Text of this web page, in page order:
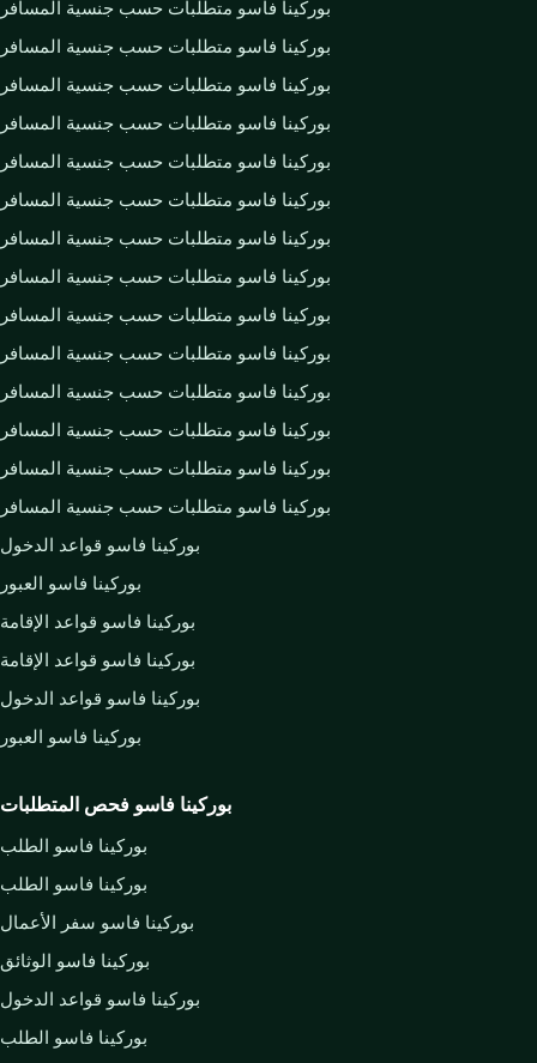
بوركينا فاسو متطلبات حسب جنسية المسافر
بوركينا فاسو متطلبات حسب جنسية المسافر
بوركينا فاسو متطلبات حسب جنسية المسافر
بوركينا فاسو متطلبات حسب جنسية المسافر
بوركينا فاسو متطلبات حسب جنسية المسافر
بوركينا فاسو متطلبات حسب جنسية المسافر
بوركينا فاسو متطلبات حسب جنسية المسافر
بوركينا فاسو متطلبات حسب جنسية المسافر
بوركينا فاسو متطلبات حسب جنسية المسافر
بوركينا فاسو متطلبات حسب جنسية المسافر
بوركينا فاسو متطلبات حسب جنسية المسافر
بوركينا فاسو متطلبات حسب جنسية المسافر
بوركينا فاسو متطلبات حسب جنسية المسافر
بوركينا فاسو متطلبات حسب جنسية المسافر
بوركينا فاسو قواعد الدخول
بوركينا فاسو العبور
بوركينا فاسو قواعد الإقامة
بوركينا فاسو قواعد الإقامة
بوركينا فاسو قواعد الدخول
بوركينا فاسو العبور
بوركينا فاسو فحص المتطلبات
بوركينا فاسو الطلب
بوركينا فاسو الطلب
بوركينا فاسو سفر الأعمال
بوركينا فاسو الوثائق
بوركينا فاسو قواعد الدخول
بوركينا فاسو الطلب